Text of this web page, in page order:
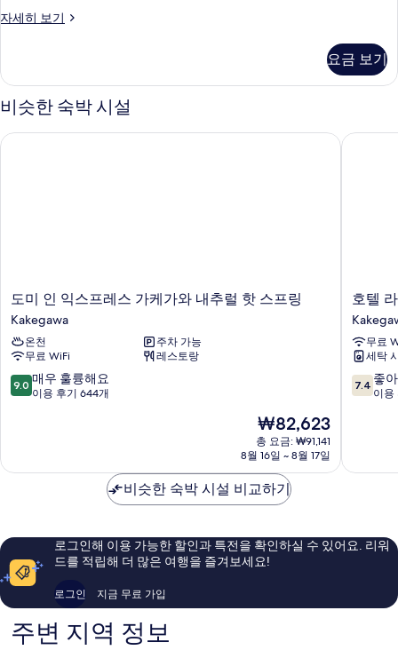
모
보
기
자세히 보기
트
자
세
히
기
요금 보기
비슷한 숙박 시설
도
미
인
익
스
프
레
와
핫
프
링
Kakegawa
도미 인 익스프레스 가케가와 내추럴 핫 스프링
Kakegawa
온천
주차 가능
무료 WiFi
레스토랑
10
점
점,
륭
요,
이
기
644
9.0 매우 훌륭해요
이용 후기 644개
현
재
요
₩82,623
₩82,623
총 요금: ₩91,141
8월 16일 ~ 8월 17일
도미 인 익스프레스 가케가와 내추럴 핫 스프링
호
텔
라
이
브
맥
스
에
호텔
무료
세탁
10
점
점,
이
용
7.4 좋
이용
호텔 라
비슷한 숙박 시설 비교하기
로그인해 이용 가능한 할인과 특전을 확인하실 수 있어요. 리워
드를 적립해 더 많은 여행을 즐겨보세요!
로그인 지금 무료 가입
주변 지역 정보